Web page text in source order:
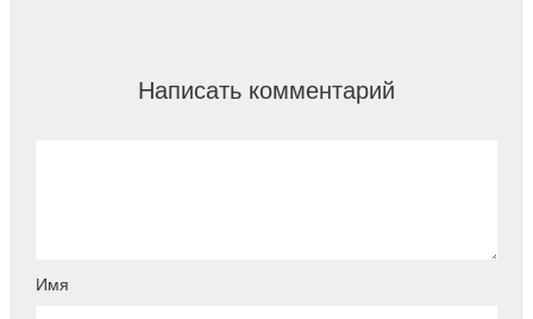
Написать комментарий
Имя